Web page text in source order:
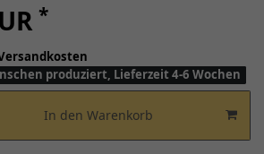
*
produziert, Lieferzeit 4-6 Wochen
In den Warenkorb